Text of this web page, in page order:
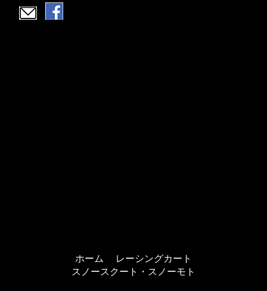
ホーム
レーシングカート
スノースクート・スノーモト